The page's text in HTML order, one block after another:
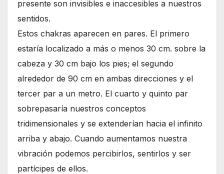
presente son invisibles e inaccesibles a nuestros
sentidos.
Estos chakras aparecen en pares. El primero
estaría localizado a más o menos 30 cm. sobre la
cabeza y 30 cm bajo los pies; el segundo
alrededor de 90 cm en ambas direcciones y el
tercer par a un metro. El cuarto y quinto par
sobrepasaría nuestros conceptos
tridimensionales y se extenderían hacia el infinito
arriba y abajo. Cuando aumentamos nuestra
vibración podemos percibirlos, sentirlos y ser
partícipes de ellos.